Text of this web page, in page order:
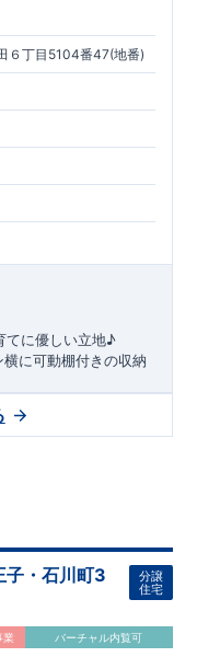
６丁目5104番47(地番)
てに優しい立地♪
横に可動棚付きの収納
ロケーション
徒歩7分 ・オーケ
歩
力しあい、最良のプラ
ジンを抑えることで、
・東栄住宅
。建築基準法で定め
して、倒壊、崩壊しな
無料定期点検と、
年
のお付き合いだと考
せず、東栄住宅グル
責任をもって対応い
子・石川町3
分譲
住宅
業 バーチャル内覧可